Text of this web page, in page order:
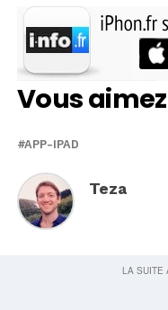
Vous
APP-IPAD
Teza